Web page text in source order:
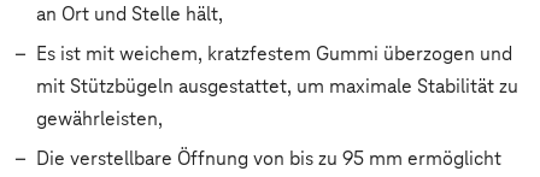
an Ort und Stelle hält,
Es ist mit weichem, kratzfestem Gummi überzogen und
mit Stützbügeln ausgestattet, um maximale Stabilität zu
gewährleisten,
Die verstellbare Öffnung von bis zu 95 mm ermöglicht